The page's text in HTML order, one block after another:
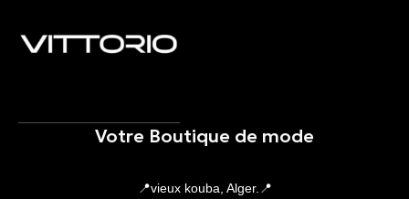
Votre Boutique de mode
📍vieux kouba, Alger.📍